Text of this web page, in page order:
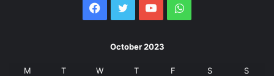
Facebook
Twitter YouTubeWhatsApp
October 2023
M T W T F S S